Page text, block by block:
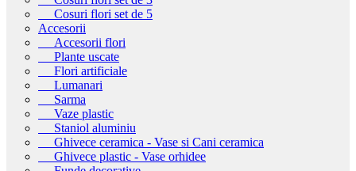
Cosuri flori set de 5
Accesorii
Accesorii flori
Plante uscate
Flori artificiale
Lumanari
Sarma
Vaze plastic
Staniol aluminiu
Ghivece ceramica - Vase si Cani ceramica
Ghivece plastic - Vase orhidee